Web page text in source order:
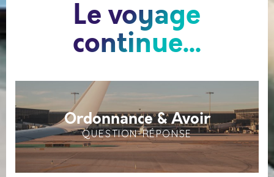
Le voyage
continue...
Ordonnance & Avoir
QUESTION-RÉPONSE